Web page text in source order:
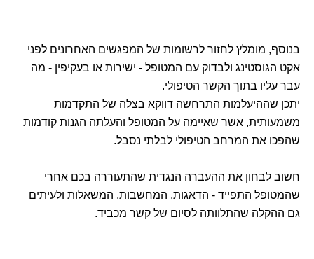
בנוסף, מומלץ לחזור לרשומות של המפגשים האחרונים לפני
אקט הגוסטינג ולבדוק עם המטופל - ישירות או בעקיפין - מה
עבר עליו בתוך הקשר הטיפולי.
יתכן שההיעלמות התרחשה דווקא בצלה של התקדמות
משמעותית, אשר שאיימה על המטופל והעלתה הגנות קודמות
שהפכו את המרחב הטיפולי לבלתי נסבל.
חשוב לבחון את ההעברה הנגדית שהתעוררה בכם אחרי
שהמטופל התפייד - הדאגות, המחשבות, המשאלות ולעיתים
גם ההקלה שהתלוותה לסיום של קשר מכביד.